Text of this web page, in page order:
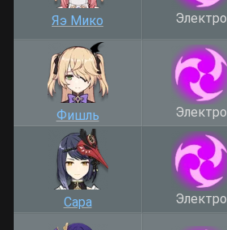
Яэ Мико Электро
Фишль Электро
Сара Электро